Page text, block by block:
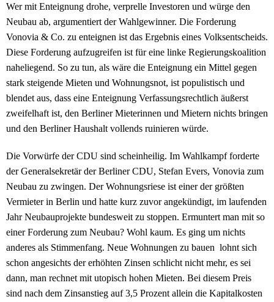
Wer mit Enteignung drohe, verprelle Investoren und würge den
Neubau ab, argumentiert der Wahlgewinner. Die Forderung
Vonovia & Co. zu enteignen ist das Ergebnis eines Volksentscheids.
Diese Forderung aufzugreifen ist für eine linke Regierungskoalition
naheliegend. So zu tun, als wäre die Enteignung ein Mittel gegen
stark steigende Mieten und Wohnungsnot, ist populistisch und
blendet aus, dass eine Enteignung Verfassungsrechtlich äußerst
zweifelhaft ist, den Berliner Mieterinnen und Mietern nichts bringen
und den Berliner Haushalt vollends ruinieren würde.
Die Vorwürfe der CDU sind scheinheilig. Im Wahlkampf forderte
der Generalsekretär der Berliner CDU, Stefan Evers, Vonovia zum
Neubau zu zwingen. Der Wohnungsriese ist einer der größten
Vermieter in Berlin und hatte kurz zuvor angekündigt, im laufenden
Jahr Neubauprojekte bundesweit zu stoppen. Ermuntert man mit so
einer Forderung zum Neubau? Wohl kaum. Es ging um nichts
anderes als Stimmenfang. Neue Wohnungen zu bauen lohnt sich
schon angesichts der erhöhten Zinsen schlicht nicht mehr, es sei
dann, man rechnet mit utopisch hohen Mieten. Bei diesem Preis
sind nach dem Zinsanstieg auf 3,5 Prozent allein die Kapitalkosten